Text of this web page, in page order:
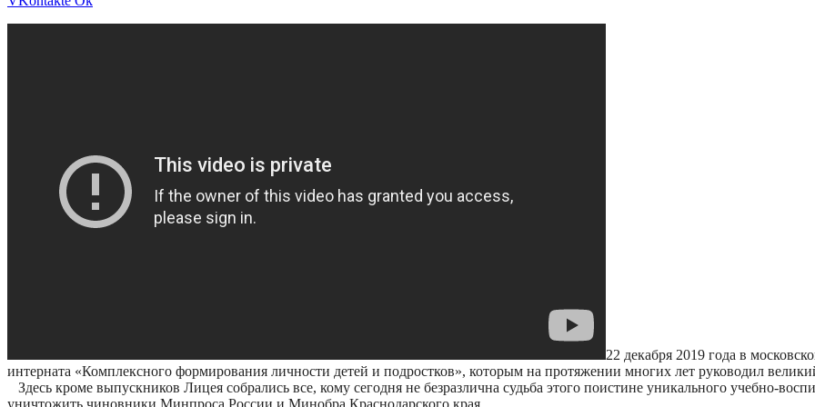
22 декабря 2019 года в
интерната «Комплексного формирования личности детей и подростков», которым на протяжении многих лет руководил
Здесь кроме выпускников Лицея собрались все, кому сегодня не безразлична судьба этого поистине уникального учебно-